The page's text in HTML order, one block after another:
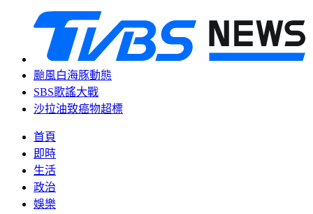
颱風白海豚動態
SBS歌謠大戰
沙拉油致癌物超標
首頁
即時
生活
政治
娛樂